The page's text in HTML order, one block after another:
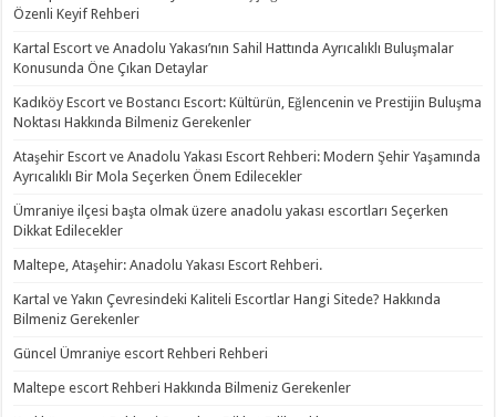
Özenli Keyif Rehberi
Kartal Escort ve Anadolu Yakası’nın Sahil Hattında Ayrıcalıklı Buluşmalar
Konusunda Öne Çıkan Detaylar
Kadıköy Escort ve Bostancı Escort: Kültürün, Eğlencenin ve Prestijin Buluşma
Noktası Hakkında Bilmeniz Gerekenler
Ataşehir Escort ve Anadolu Yakası Escort Rehberi: Modern Şehir Yaşamında
Ayrıcalıklı Bir Mola Seçerken Önem Edilecekler
Ümraniye ilçesi başta olmak üzere anadolu yakası escortları Seçerken
Dikkat Edilecekler
Maltepe, Ataşehir: Anadolu Yakası Escort Rehberi.
Kartal ve Yakın Çevresindeki Kaliteli Escortlar Hangi Sitede? Hakkında
Bilmeniz Gerekenler
Güncel Ümraniye escort Rehberi Rehberi
Maltepe escort Rehberi Hakkında Bilmeniz Gerekenler